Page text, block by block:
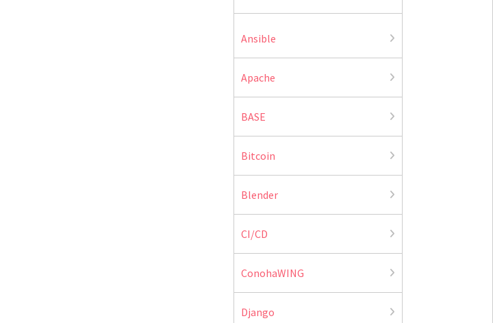
Ansible
Apache
BASE
Bitcoin
Blender
CI/CD
ConohaWING
Django